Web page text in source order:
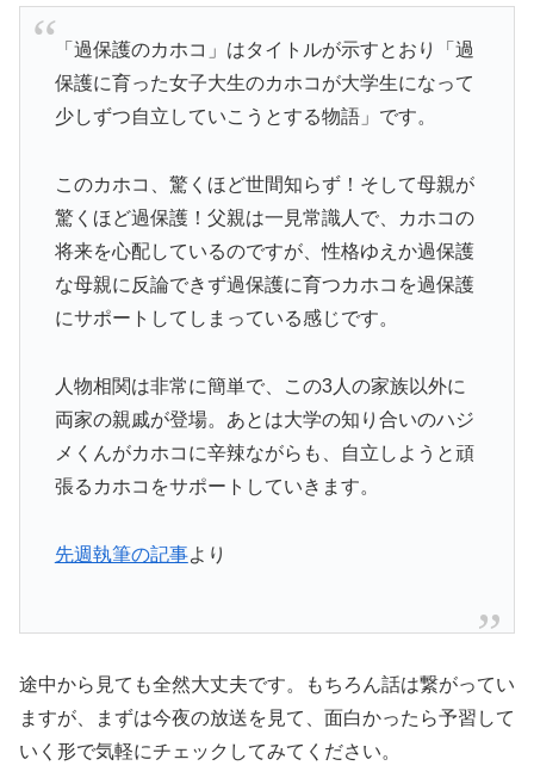
「過保護のカホコ」はタイトルが示すとおり「過
保護に育った女子大生のカホコが大学生になって
少しずつ自立していこうとする物語」です。
このカホコ、驚くほど世間知らず！そして母親が
驚くほど過保護！父親は一見常識人で、カホコの
将来を心配しているのですが、性格ゆえか過保護
な母親に反論できず過保護に育つカホコを過保護
にサポートしてしまっている感じです。
人物相関は非常に簡単で、この3人の家族以外に
両家の親戚が登場。あとは大学の知り合いのハジ
メくんがカホコに辛辣ながらも、自立しようと頑
張るカホコをサポートしていきます。
先週執筆の記事より
途中から見ても全然大丈夫です。もちろん話は繋がってい
ますが、まずは今夜の放送を見て、面白かったら予習して
いく形で気軽にチェックしてみてください。